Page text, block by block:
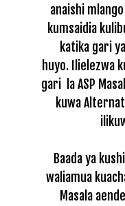
anaishi
kumsaidia
katika gari
huyo.
Ilielezwa
gari la ASP
kuwa
Baada ya
waliamua
Masala